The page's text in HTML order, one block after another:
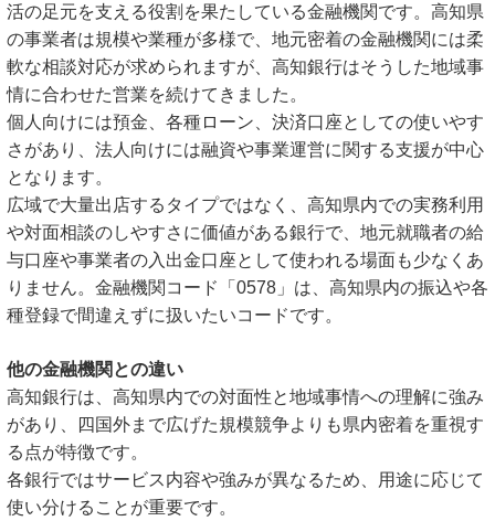
活の足元を支える役割を果たしている金融機関です。高知県
の事業者は規模や業種が多様で、地元密着の金融機関には柔
軟な相談対応が求められますが、高知銀行はそうした地域事
情に合わせた営業を続けてきました。
個人向けには預金、各種ローン、決済口座としての使いやす
さがあり、法人向けには融資や事業運営に関する支援が中心
となります。
広域で大量出店するタイプではなく、高知県内での実務利用
や対面相談のしやすさに価値がある銀行で、地元就職者の給
与口座や事業者の入出金口座として使われる場面も少なくあ
りません。金融機関コード「0578」は、高知県内の振込や各
種登録で間違えずに扱いたいコードです。
他の金融機関との違い
高知銀行は、高知県内での対面性と地域事情への理解に強み
があり、四国外まで広げた規模競争よりも県内密着を重視す
る点が特徴です。
各銀行ではサービス内容や強みが異なるため、用途に応じて
使い分けることが重要です。